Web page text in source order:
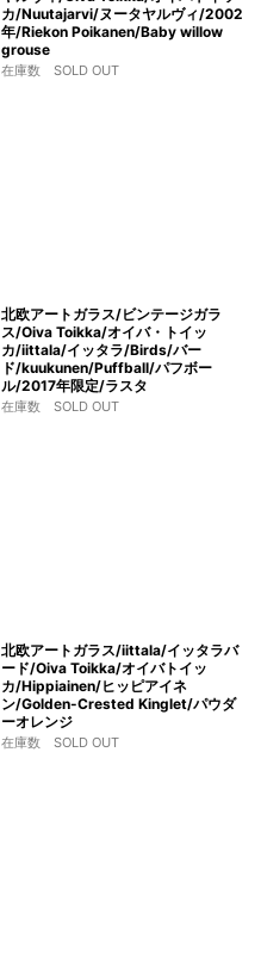
カ/Nuutajarvi/ヌータヤルヴィ/2002
年/Riekon Poikanen/Baby willow
grouse
在庫数 SOLD OUT
北欧アートガラス/ビンテージガラ
ス/Oiva Toikka/オイバ・トイッ
カ/iittala/イッタラ/Birds/バー
ド/kuukunen/Puffball/パフボー
ル/2017年限定/ラスタ
在庫数 SOLD OUT
北欧アートガラス/iittala/イッタラバ
ード/Oiva Toikka/オイバトイッ
カ/Hippiainen/ヒッピアイネ
ン/Golden-Crested Kinglet/パウダ
ーオレンジ
在庫数 SOLD OUT